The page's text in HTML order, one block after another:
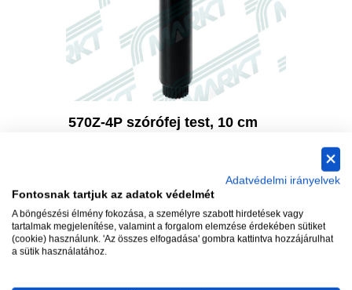
Kosárba Információ
570Z-4P szórófej test, 10 cm
2 645 Ft
Cikkszám:
Adatvédelmi irányelvek
Fontosnak tartjuk az adatok védelmét
A böngészési élmény fokozása, a személyre szabott hirdetések vagy
tartalmak megjelenítése, valamint a forgalom elemzése érdekében sütiket
(cookie) használunk. 'Az összes elfogadása' gombra kattintva hozzájárulhat
a sütik használatához.